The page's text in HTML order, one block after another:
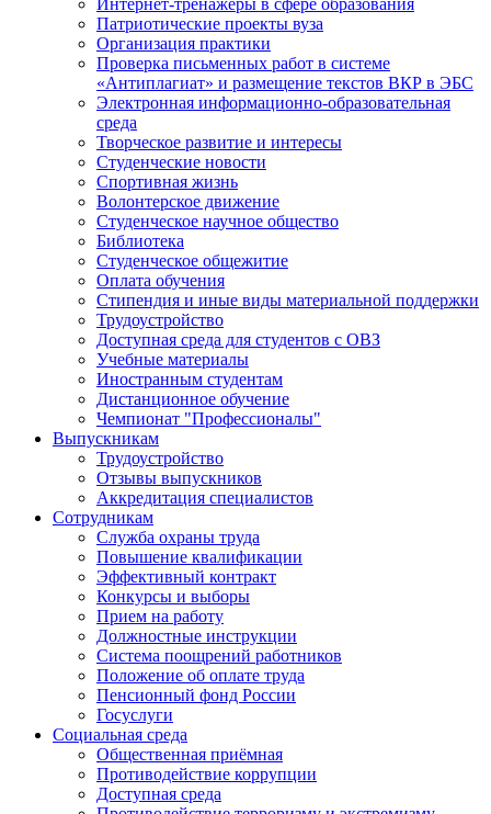
Интернет-тренажеры в сфере образования
Патриотические проекты вуза
Организация практики
Проверка письменных работ в системе
«Антиплагиат» и размещение текстов ВКР в ЭБС
Электронная информационно-образовательная
среда
Творческое развитие и интересы
Студенческие новости
Спортивная жизнь
Волонтерское движение
Студенческое научное общество
Библиотека
Студенческое общежитие
Оплата обучения
Стипендия и иные виды материальной поддержки
Трудоустройство
Доступная среда для студентов с ОВЗ
Учебные материалы
Иностранным студентам
Дистанционное обучение
Чемпионат "Профессионалы"
Выпускникам
Трудоустройство
Отзывы выпускников
Аккредитация специалистов
Сотрудникам
Служба охраны труда
Повышение квалификации
Эффективный контракт
Конкурсы и выборы
Прием на работу
Должностные инструкции
Система поощрений работников
Положение об оплате труда
Пенсионный фонд России
Госуслуги
Социальная среда
Общественная приёмная
Противодействие коррупции
Доступная среда